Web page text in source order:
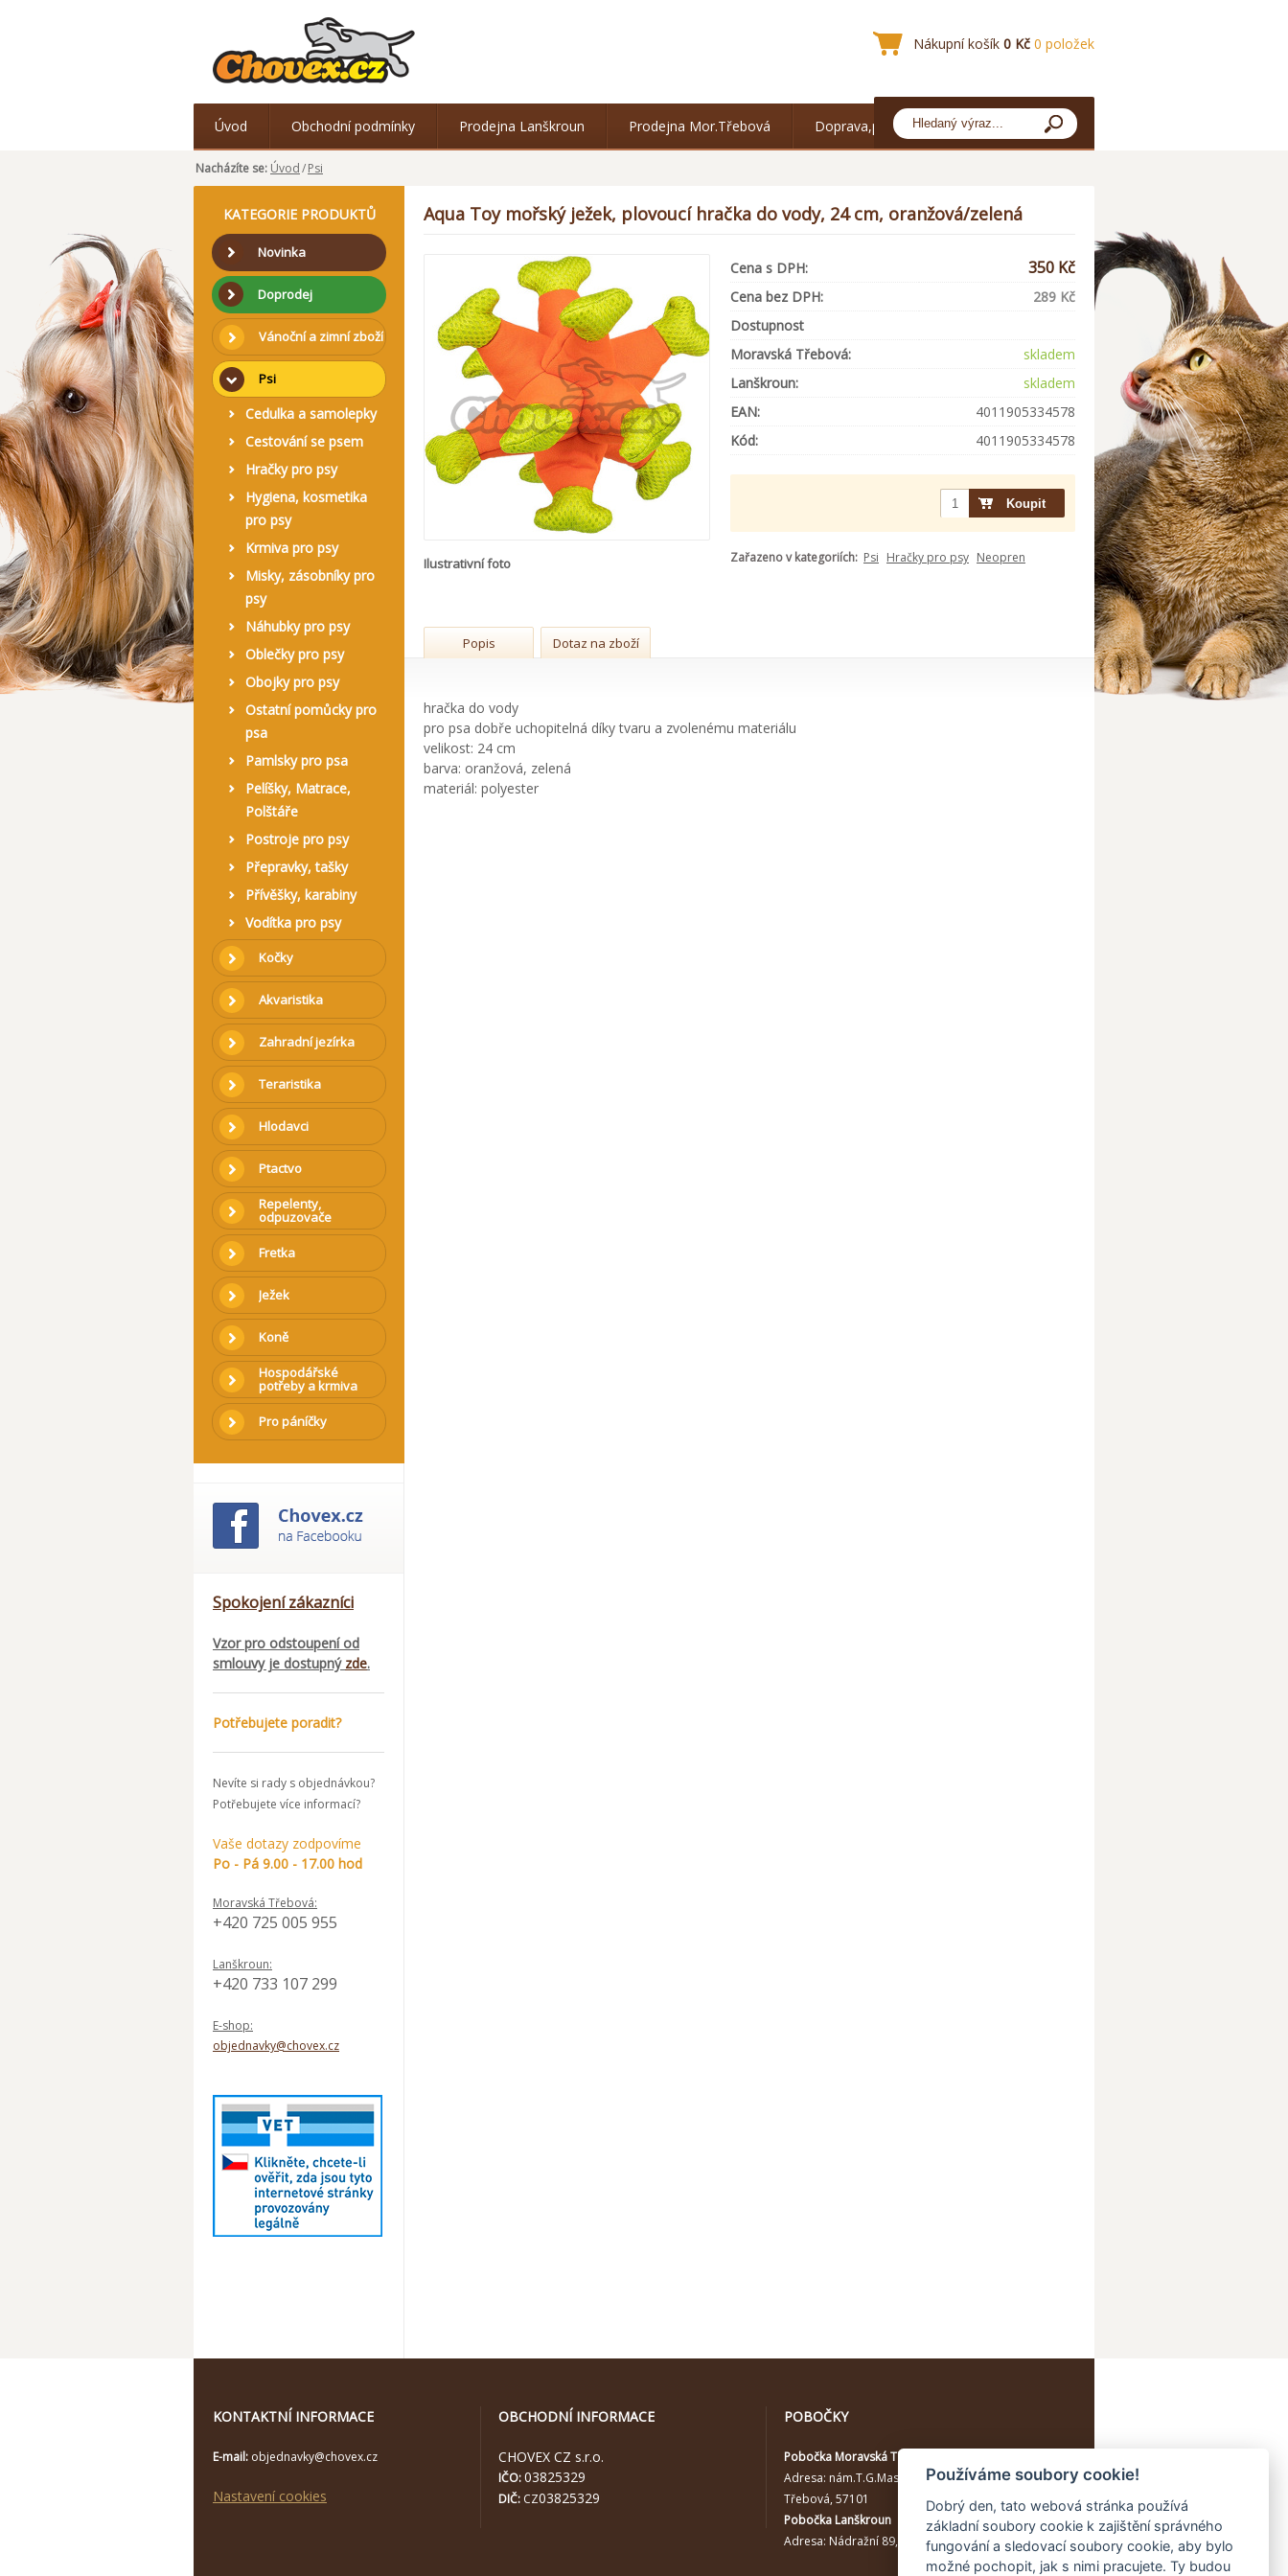
Nákupní košík 0 Kč 0 položek
Úvod Obchodní podmínky Prodejna Lanškroun Prodejna Mor.Třebová Doprava,platba
Nacházíte se: Úvod/Psi
KATEGORIE PRODUKTŮ
Novinka
Doprodej
Vánoční a zimní zboží
Psi
Cedulka a samolepky
Cestování se psem
Hračky pro psy
Hygiena, kosmetika
pro psy
Krmiva pro psy
Misky, zásobníky pro
psy
Náhubky pro psy
Oblečky pro psy
Obojky pro psy
Ostatní pomůcky pro
psa
Pamlsky pro psa
Pelíšky, Matrace,
Polštáře
Postroje pro psy
Přepravky, tašky
Přívěšky, karabiny
Vodítka pro psy
Kočky
Akvaristika
Zahradní jezírka
Teraristika
Hlodavci
Ptactvo
Repelenty,
odpuzovače
Fretka
Ježek
Koně
Hospodářské
potřeby a krmiva
Pro páníčky
Spokojení zákazníci
Vzor pro odstoupení od
smlouvy je dostupný zde.
Potřebujete poradit?
Nevíte si rady s objednávkou?
Potřebujete více informací?
Vaše dotazy zodpovíme
Po - Pá 9.00 - 17.00 hod
Moravská Třebová:
+420 725 005 955
Lanškroun:
+420 733 107 299
E-shop:
objednavky@chovex.cz
Aqua Toy mořský ježek, plovoucí hračka do vody, 24 cm, oranžová/zelená
Ilustrativní foto
Cena s DPH: 350 Kč
Cena bez DPH:
289 Kč
Dostupnost
Moravská Třebová:
skladem
Lanškroun:
skladem
EAN:
4011905334578
Kód:
4011905334578
Zařazeno v kategoriích: Psi Hračky pro psy Neopren
Popis Dotaz na zboží
hračka do vody
pro psa dobře uchopitelná díky tvaru a zvolenému materiálu
velikost: 24 cm
barva: oranžová, zelená
materiál: polyester
KONTAKTNÍ INFORMACE
E-mail: objednavky@chovex.cz
Nastavení cookies
OBCHODNÍ INFORMACE
CHOVEX CZ s.r.o.
IČO:03825329
DIČ: CZ03825329
POBOČKY
Pobočka Moravská Třebová
Adresa: nám.T.G.Masaryka 114/10a, Moravská
Třebová, 57101
Pobočka Lanškroun
Adresa: Nádražní 89, Lanškroun, 56301
Používáme soubory cookie!
Dobrý den, tato webová stránka používá
základní soubory cookie k zajištění správného
fungování a sledovací soubory cookie, aby bylo
možné pochopit, jak s nimi pracujete. Ty budou